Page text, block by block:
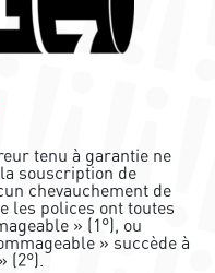
tenu à garantie ne
souscription de
chevauchement de
les polices ont toutes
» (1°), ou
» succède à
(2°).